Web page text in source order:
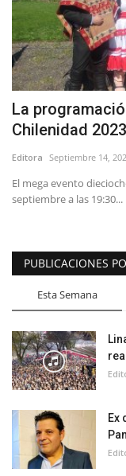
Tribunales
Deporte
Política
Espectáculos
La
Chilenidad
Editora Septiembre 14,
El mega evento
septiembre a las 19:30...
PUBLICACIONES
Esta Semana
Ex